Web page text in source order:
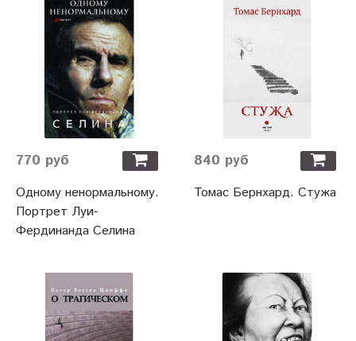
770 руб
Одному ненормальному.
Портрет Луи-
Фердинанда Селина
840 руб
Томас Бернхард. Стужа